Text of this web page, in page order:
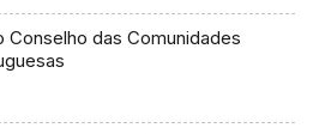
Conselho das Comunidades